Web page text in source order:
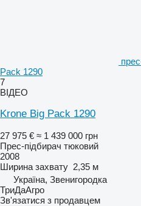
Pack 1290
7
ВІДЕО
Krone Big Pack 1290
27 975 € ≈ 1 439 000 грн
Прес-підбирач тюковий
2008
Ширина захвату 2,35 м
Україна, Звенигородка
ТриДаАгро
Зв'язатися з продавцем